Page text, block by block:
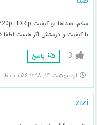
با کیفیت و درستش اگر هست لطفا
3 پاسخ
اردیبهشت ۱۴, ۱۳۹۸ ۱:۵۶ ب.ظ
zizi